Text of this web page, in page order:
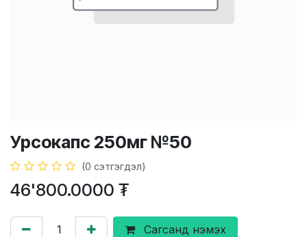
Урсокапс 250мг №50
(0 сэтгэгдэл)
46'800.0000 ₮
Сагсанд нэмэх